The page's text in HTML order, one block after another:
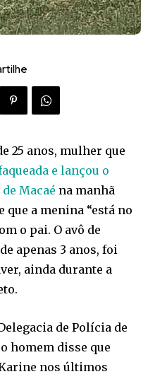
25 anos, mulher que
e lançou o
Macaé na manhã
que a menina “está no
o pai. O avô de
apenas 3 anos, foi
ainda durante a
de Polícia de
o homem disse que
nos últimos